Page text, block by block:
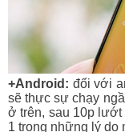
+Android: đối với
sẽ thực sự chạy
ở trên, sau 10p lướt
1 trong những lý do